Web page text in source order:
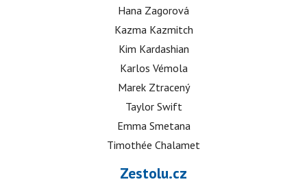
Hana Zagorová
Kazma Kazmitch
Kim Kardashian
Karlos Vémola
Marek Ztracený
Taylor Swift
Emma Smetana
Timothée Chalamet
Zestolu.cz